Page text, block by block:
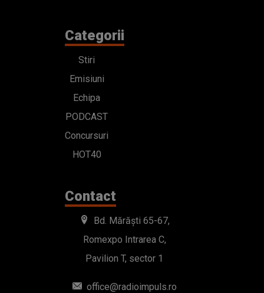
Categorii
Stiri
Emisiuni
Echipa
PODCAST
Concursuri
HOT40
Contact
Bd. Mărăști 65-67,
Romexpo Intrarea C,
Pavilion T, sector 1
office@radioimpuls.ro